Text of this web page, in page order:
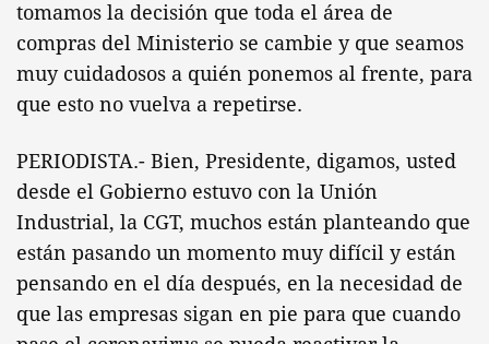
tomamos la decisión que toda el área de
compras del Ministerio se cambie y que seamos
muy cuidadosos a quién ponemos al frente, para
que esto no vuelva a repetirse.
PERIODISTA.- Bien, Presidente, digamos, usted
desde el Gobierno estuvo con la Unión
Industrial, la CGT, muchos están planteando que
están pasando un momento muy difícil y están
pensando en el día después, en la necesidad de
que las empresas sigan en pie para que cuando